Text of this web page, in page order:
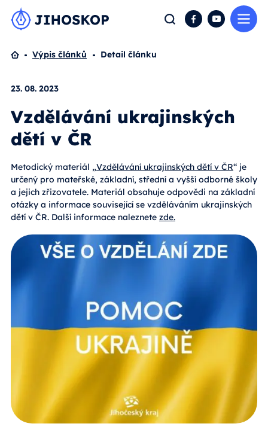
Hledat FacebookYouTube
Domů
Výpis článků Detail článku
23. 08. 2023
Vzdělávání ukrajinských
dětí v ČR
Metodický materiál „Vzdělávání ukrajinských dětí v ČR“ je
určený pro mateřské, základní, střední a vyšší odborné školy
a jejich zřizovatele. Materiál obsahuje odpovědi na základní
otázky a informace související se vzděláváním ukrajinských
dětí v ČR. Další informace naleznete zde.